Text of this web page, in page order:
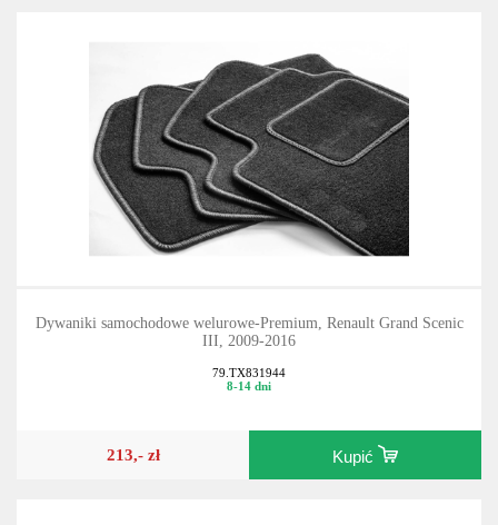
Dywaniki samochodowe welurowe-Premium, Renault Grand Scenic
III, 2009-2016
79.TX831944
8-14 dni
213,- zł Kupić